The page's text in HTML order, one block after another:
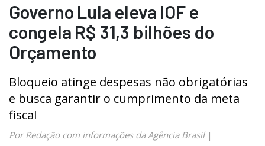
Governo Lula eleva IOF e
congela R$ 31,3 bilhões do
Orçamento
Bloqueio atinge despesas não obrigatórias
e busca garantir o cumprimento da meta
fiscal
Por Redação com informações da Agência Brasil|